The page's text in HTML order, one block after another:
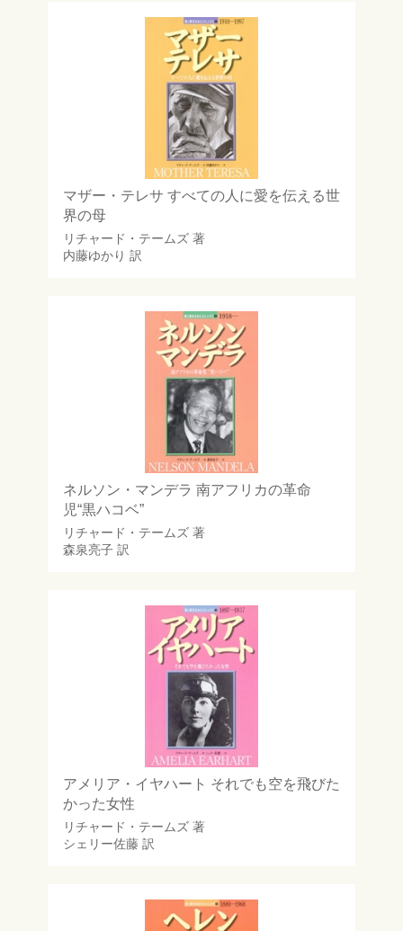
マザー・テレサ すべての人に愛を伝える世
界の母
リチャード・テームズ著
内藤ゆかり 訳
ネルソン・マンデラ 南アフリカの革命
児“黒ハコベ”
リチャード・テームズ著
森泉亮子訳
アメリア・イヤハート それでも空を飛びた
かった女性
リチャード・テームズ著
シェリー佐藤訳